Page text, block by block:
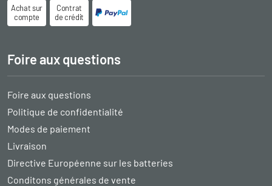
Achat sur
compte
Contrat
de crédit
Foire aux questions
Foire aux questions
Politique de confidentialité
Modes de paiement
Livraison
Directive Européenne sur les batteries
Conditons générales de vente